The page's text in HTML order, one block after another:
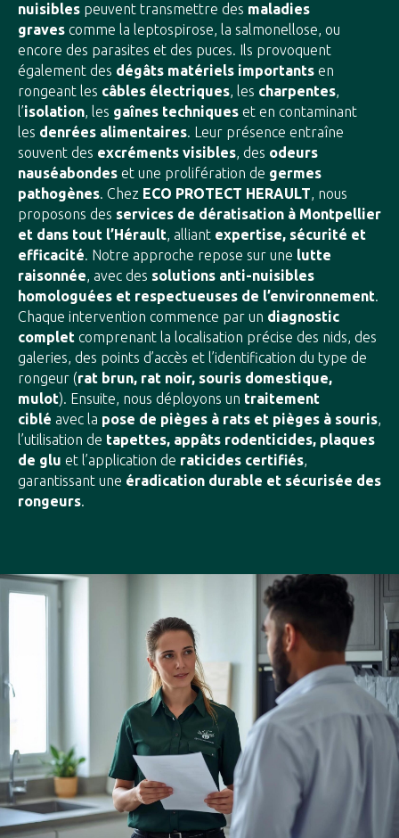
nuisibles peuvent transmettre des maladies
graves comme la leptospirose, la salmonellose, ou
encore des parasites et des puces. Ils provoquent
également des dégâts matériels importants en
rongeant les câbles électriques, les charpentes,
l’isolation, les gaînes techniques et en contaminant
les denrées alimentaires. Leur présence entraîne
souvent des excréments visibles, des odeurs
nauséabondes et une prolifération de germes
pathogènes. Chez ECO PROTECT HERAULT, nous
proposons des services de dératisation à Montpellier
et dans tout l’Hérault, alliant expertise, sécurité et
efficacité. Notre approche repose sur une lutte
raisonnée, avec des solutions anti-nuisibles
homologuées et respectueuses de l’environnement.
Chaque intervention commence par un diagnostic
complet comprenant la localisation précise des nids, des
galeries, des points d’accès et l’identification du type de
rongeur (rat brun, rat noir, souris domestique,
mulot). Ensuite, nous déployons un traitement
ciblé avec la pose de pièges à rats et pièges à souris,
l’utilisation de tapettes, appâts rodenticides, plaques
de glu et l’application de raticides certifiés,
garantissant une éradication durable et sécurisée des
rongeurs.